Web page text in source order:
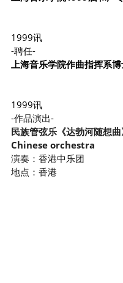
1999讯
-聘任-
上海音乐学院作曲指挥系
1999讯
-作品演出-
民族管弦乐《达勃河随想
Chinese orchestra
演奏：香港中乐团
地点：香港